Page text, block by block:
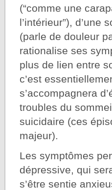
(“comme une
l’intérieur”), d’une
(parle de douleur
rationalise ses
plus de lien entre
c’est
s’accompagnera
troubles du
suicidaire (ces
majeur).
Les symptômes
dépressive, qui
s’être sentie